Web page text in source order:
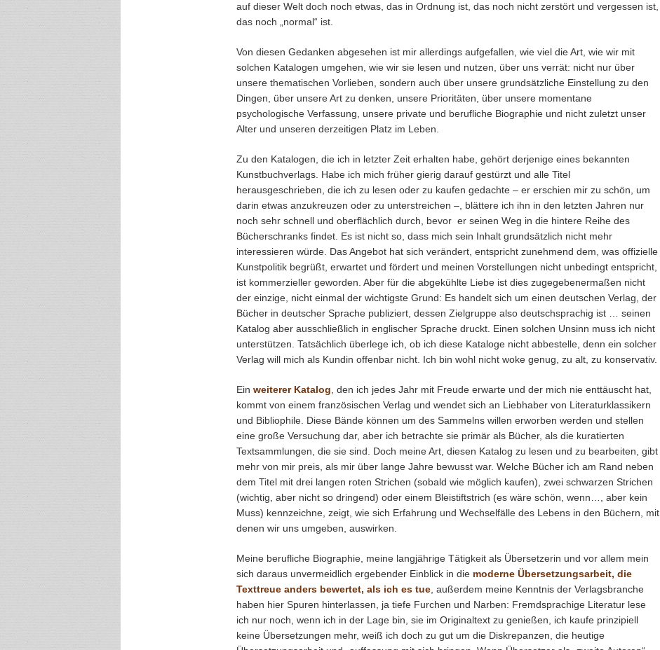
auf dieser Welt doch noch etwas, das in Ordnung ist, das noch nicht zerstört und vergessen ist,
das noch „normal“ ist.
Von diesen Gedanken abgesehen ist mir allerdings aufgefallen, wie viel die Art, wie wir mit
solchen Katalogen umgehen, wie wir sie lesen und nutzen, über uns verrät: nicht nur über
unsere thematischen Vorlieben, sondern auch über unsere grundsätzliche Einstellung zu den
Dingen, über unsere Art zu denken, unsere Prioritäten, über unsere momentane
psychologische Verfassung, unsere private und berufliche Biographie und nicht zuletzt unser
Alter und unseren derzeitigen Platz im Leben.
Zu den Katalogen, die ich in letzter Zeit erhalten habe, gehört derjenige eines bekannten
Kunstbuchverlags. Habe ich mich früher gierig darauf gestürzt und alle Titel
herausgeschrieben, die ich zu lesen oder zu kaufen gedachte – er erschien mir zu schön, um
darin etwas anzukreuzen oder zu unterstreichen –, blättere ich ihn in den letzten Jahren nur
noch sehr schnell und oberflächlich durch, bevor er seinen Weg in die hintere Reihe des
Bücherschranks findet. Es ist nicht so, dass mich sein Inhalt grundsätzlich nicht mehr
interessieren würde. Das Angebot hat sich verändert, entspricht zunehmend dem, was offizielle
Kunstpolitik begrüßt, erwartet und fördert und meinen Vorstellungen nicht unbedingt entspricht,
ist kommerzieller geworden. Aber für die abgekühlte Liebe ist dies zugegebenermaßen nicht
der einzige, nicht einmal der wichtigste Grund: Es handelt sich um einen deutschen Verlag, der
Bücher in deutscher Sprache publiziert, dessen Zielgruppe also deutschsprachig ist … seinen
Katalog aber ausschließlich in englischer Sprache druckt. Einen solchen Unsinn muss ich nicht
unterstützen. Tatsächlich überlege ich, ob ich diese Kataloge nicht abbestelle, denn ein solcher
Verlag will mich als Kundin offenbar nicht. Ich bin wohl nicht woke genug, zu alt, zu konservativ.
Ein weiterer Katalog , den ich jedes Jahr mit Freude erwarte und der mich nie enttäuscht hat,
kommt von einem französischen Verlag und wendet sich an Liebhaber von Literaturklassikern
und Bibliophile. Diese Bände können um des Sammelns willen erworben werden und stellen
eine große Versuchung dar, aber ich betrachte sie primär als Bücher, als die kuratierten
Textsammlungen, die sie sind. Doch meine Art, diesen Katalog zu lesen und zu bearbeiten, gibt
mehr von mir preis, als mir über lange Jahre bewusst war. Welche Bücher ich am Rand neben
dem Titel mit drei langen roten Strichen (sobald wie möglich kaufen), zwei schwarzen Strichen
(wichtig, aber nicht so dringend) oder einem Bleistiftstrich (es wäre schön, wenn…, aber kein
Muss) kennzeichne, zeigt, wie sich Erfahrung und Wechselfälle des Lebens in den Büchern, mit
denen wir uns umgeben, auswirken.
Meine berufliche Biographie, meine langjährige Tätigkeit als Übersetzerin und vor allem mein
sich daraus unvermeidlich ergebender Einblick in die moderne Übersetzungsarbeit, die
Texttreue anders bewertet, als ich es tue , außerdem meine Kenntnis der Verlagsbranche
haben hier Spuren hinterlassen, ja tiefe Furchen und Narben: Fremdsprachige Literatur lese
ich nur noch, wenn ich in der Lage bin, sie im Originaltext zu genießen, ich kaufe prinzipiell
keine Übersetzungen mehr, weiß ich doch zu gut um die Diskrepanzen, die heutige